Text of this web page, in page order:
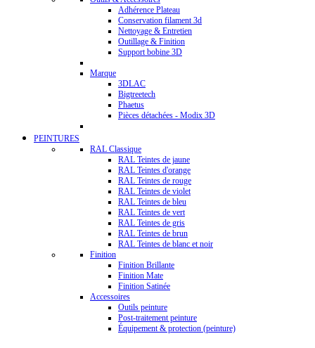
Adhérence Plateau
Conservation filament 3d
Nettoyage & Entretien
Outillage & Finition
Support bobine 3D
Marque
3DLAC
Bigtreetech
Phaetus
Pièces détachées - Modix 3D
PEINTURES
RAL Classique
RAL Teintes de jaune
RAL Teintes d'orange
RAL Teintes de rouge
RAL Teintes de violet
RAL Teintes de bleu
RAL Teintes de vert
RAL Teintes de gris
RAL Teintes de brun
RAL Teintes de blanc et noir
Finition
Finition Brillante
Finition Mate
Finition Satinée
Accessoires
Outils peinture
Post-traitement peinture
Équipement & protection (peinture)